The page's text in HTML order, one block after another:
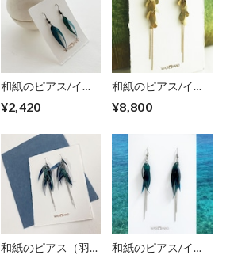
和紙のピアス/イヤ
S
¥2,420
和紙のピアス/イヤ
【ミモザ】L
¥8,800
和紙のピアス（羽）
和紙のピアス/イヤ